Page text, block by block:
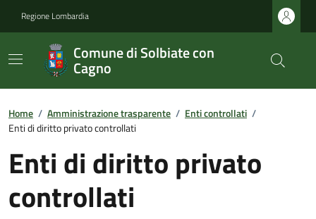
Regione Lombardia
Comune di Solbiate con
Cagno
Home / Amministrazione trasparente / Enti controllati /
Enti di diritto privato controllati
Enti di diritto privato
controllati